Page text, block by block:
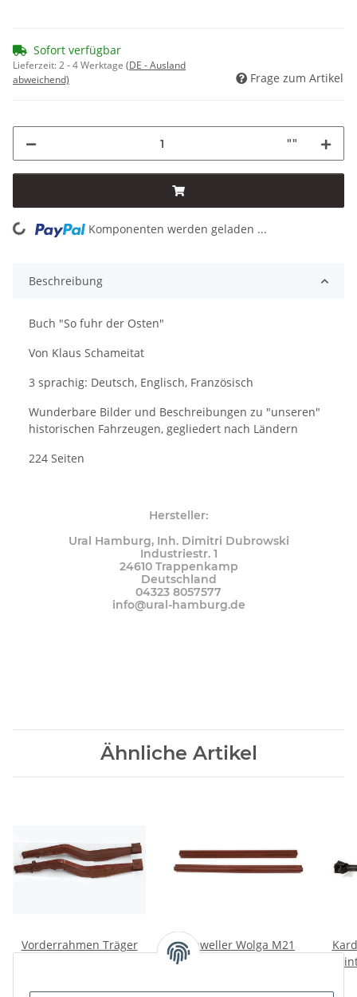
Sofort verfügbar
Lieferzeit:2 - 4 Werktage (DE - Ausland
abweichend)
Frage zum Artikel
""
Loading... Komponenten werden geladen ...
Beschreibung
Buch "So fuhr der Osten"
Von Klaus Schameitat
3 sprachig: Deutsch, Englisch, Französisch
Wunderbare Bilder und Beschreibungen zu "unseren"
historischen Fahrzeugen, gegliedert nach Ländern
224 Seiten
Hersteller:
Ural Hamburg, Inh. Dimitri Dubrowski
Industriestr. 1
24610 Trappenkamp
Deutschland
04323 8057577
info@ural-hamburg.de
Ähnliche Artikel
Vorderrahmen Träger
Schweller Wolga M21